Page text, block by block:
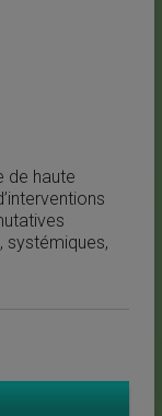
de haute
systémiques,